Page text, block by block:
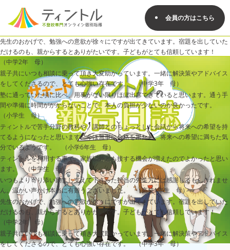
会員の方はこちら
先生のおかげで、勉強への意欲が徐々にですが出てきています。宿題を出していた
だけるのも、親からするとありがたいです。子どもがとても信頼しています！
（中学2年 母）
親子共にいつも相談に乗って頂き大変助かっています。一緒に解決策やアドバイス
をしてくださるので、とても心強い存在です。 （中学3年 母）
塾に通っていた頃に比べ、用事がない限りほぼ出席できていると思います。通う手
間や準備に時間がかからないことで、本人の負担が少ないのか良かったです。
（小学生 母）
ティントルで苦手分野の教科や、講師とのちょっとした会話から将来への希望を持
てるようになったと思います。今は無事に合格を果たし、将来への希望に満ちた気
分でいるようです。 （小学6年生 母）
ティントルを利用する事で、家族以外とも接する機会が増えたのでよかったと思い
ます。 （中学生 母）
いつもより寄り添い励まし支えて下さった担当の先生方には感謝してもしきれませ
ん。温かい声かけ本当に有難うございました。 （高校1年生 母）
先生のおかげで、勉強への意欲が徐々にですが出てきています。宿題を出していた
だけるのも、親からするとありがたいです。子どもがとても信頼しています！
（中学2年 母）
親子共にいつも相談に乗って頂き大変助かっています。一緒に解決策やアドバイス
をしてくださるので、とても心強い存在です。 （中学3年 母）